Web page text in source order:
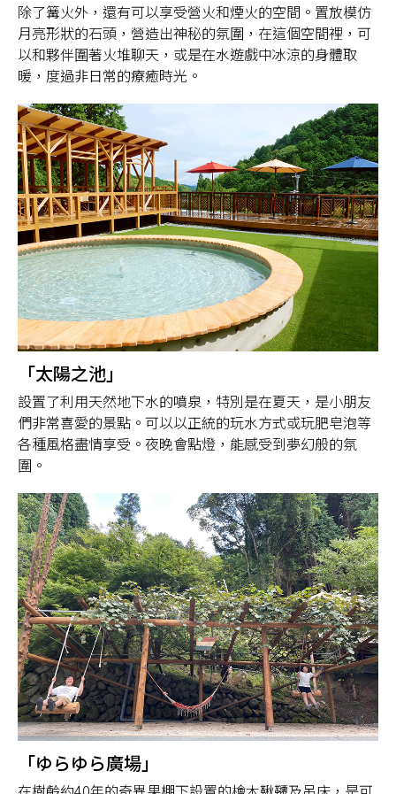
除了篝火外，還有可以享受營火和煙火的空間。置放模仿
月亮形狀的石頭，營造出神秘的氛圍，在這個空間裡，可
以和夥伴圍著火堆聊天，或是在水遊戲中冰涼的身體取
暖，度過非日常的療癒時光。
「太陽之池」
設置了利用天然地下水的噴泉，特別是在夏天，是小朋友
們非常喜愛的景點。可以以正統的玩水方式或玩肥皂泡等
各種風格盡情享受。夜晚會點燈，能感受到夢幻般的氛
圍。
「ゆらゆら廣場」